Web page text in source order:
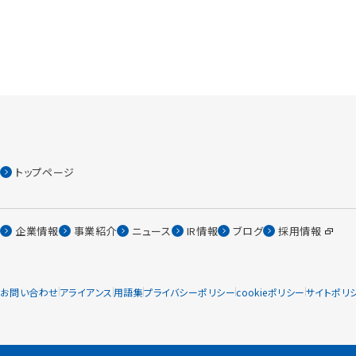
トップページ
企業情報 事業紹介 ニュース IR情報 ブログ 採用情報
お問い合わせアライアンス 用語集プライバシーポリシーcookieポリシーサイトポリ